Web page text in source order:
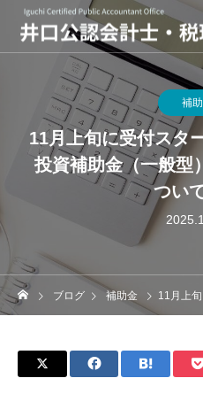
補
11月上旬に受付スタ
投資補助金（一般型
つい
ブログ 補助金 11月上旬に受付ス